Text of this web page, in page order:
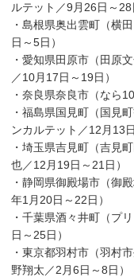
ルテット／9月26日～28
・島根県奥出雲町（横
日～5日）
・愛知県田原市（田原
／10月17日～19日）
・奈良県奈良市（なら
・福島県国見町（国見
ンカルテット／12月13
・埼玉県吉見町（吉見
也／12月19日～21日）
・静岡県御殿場市（御
年1月20日～22日）
・千葉県酒々井町（プ
日～25日）
・東京都羽村市（羽村
野翔太／2月6日～8日）